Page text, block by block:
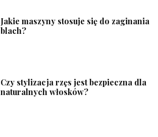
Jakie maszyny stosuje się do zaginania
blach?
Czy stylizacja rzęs jest bezpieczna dla
naturalnych włosków?